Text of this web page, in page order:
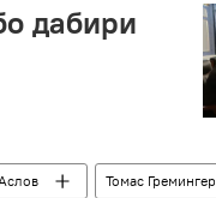
дабири
Томас Гремингер